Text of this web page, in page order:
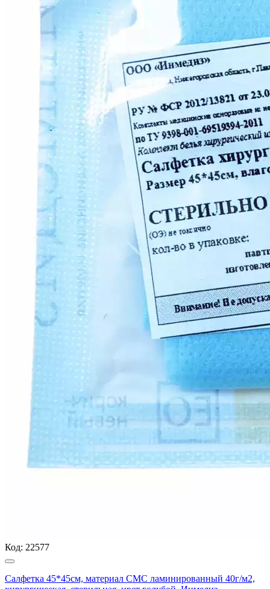
Код: 22577
Салфетка 45*45см, материал СМС ламинированный 40г/м2,